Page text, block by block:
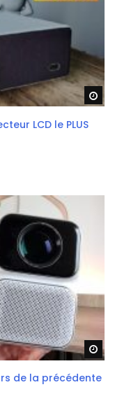
LCD le PLUS
de la précédente